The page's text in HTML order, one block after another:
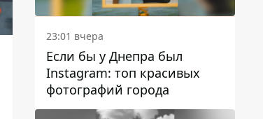
23:01 вчера
Если бы у Днепра был
Instagram: топ красивых
фотографий города